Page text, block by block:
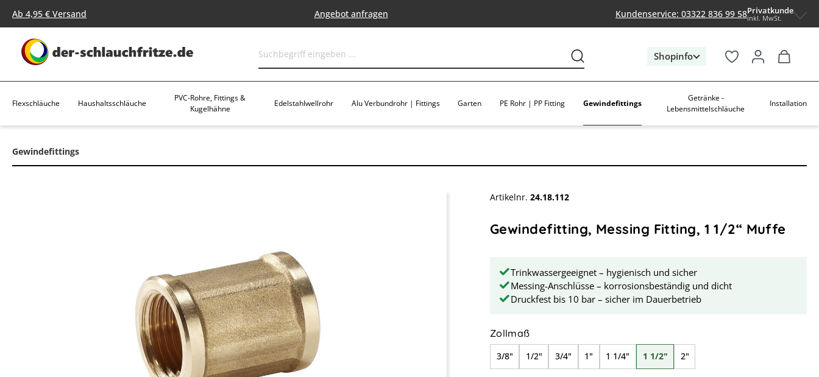
Zur Hauptnavigation springen
Ab 4,95 € Versand Angebot anfragen Kundenservice: 03322 836 99 58Privatkunde
inkl. MwSt.
Shopinfo
Flexschläuche Haushaltsschläuche
PVC-Rohre, Fittings &
Kugelhähne
Edelstahlwellrohr Alu Verbundrohr | Fittings Garten PE Rohr | PP Fitting Gewindefittings
Getränke -
Lebensmittelschläuche
Installation
Gewindefittings
Artikelnr. 24.18.112
Gewindefitting, Messing Fitting, 1 1/2“ Muffe
Trinkwassergeeignet – hygienisch und sicher
Messing-Anschlüsse – korrosionsbeständig und dicht
Druckfest bis 10 bar – sicher im Dauerbetrieb
Zollmaßauswählen
3/8" 1/2" 3/4" 1" 1 1/4" 1 1/2" 2"